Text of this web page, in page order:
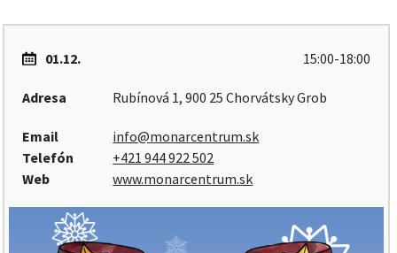
01.12. 15:00-18:00
Adresa Rubínová 1, 900 25 Chorvátsky Grob
Email
info@monarcentrum.sk
Telefón
+421 944 922 502
Web
www.monarcentrum.sk